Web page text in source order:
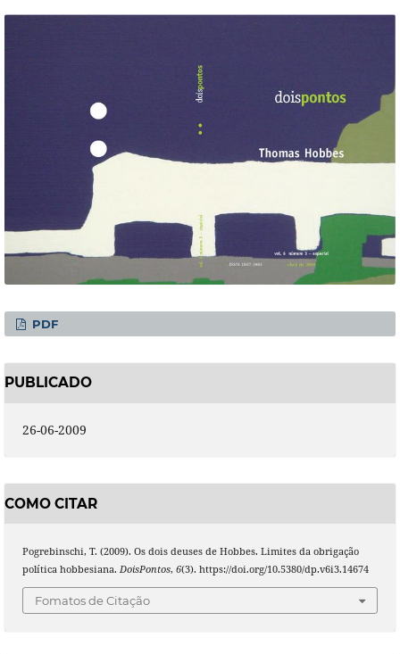
PDF
PUBLICADO
26-06-2009
COMO CITAR
Pogrebinschi, T. (2009). Os dois deuses de Hobbes. Limites da obrigação
política hobbesiana. DoisPontos, 6(3). https://doi.org/10.5380/dp.v6i3.14674
Fomatos de Citação